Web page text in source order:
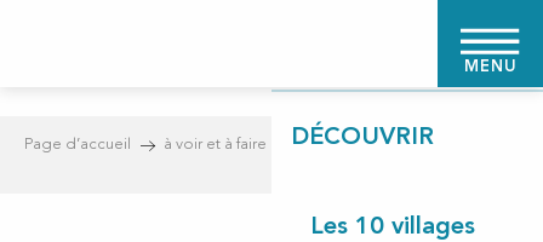
MENU
PAGE D'ACCUEIL
DÉCOUVRIR
Les 10 villages
Page d’accueil à voir et à faire Agenda